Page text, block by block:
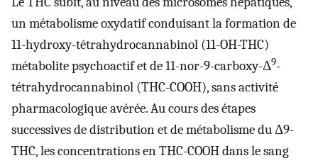
un métabolisme oxydatif conduisant la formation de
11-hydroxy-tétrahydrocannabinol (11-OH-THC)
métabolite psychoactif et de 11-nor-9-carboxy-Δ9-
tétrahydrocannabinol (THC-COOH), sans activité
pharmacologique avérée. Au cours des étapes
successives de distribution et de métabolisme du Δ9-
THC, les concentrations en THC-COOH dans le sang